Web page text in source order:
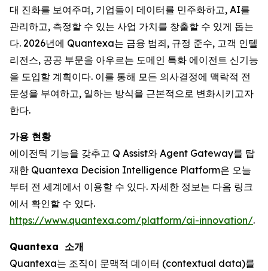
대 진화를 보여주며, 기업들이 데이터를 민주화하고, AI를
관리하고, 측정할 수 있는 사업 가치를 창출할 수 있게 돕는
다. 2026년에 Quantexa는 금융 범죄, 규정 준수, 고객 인텔
리전스, 공공 부문을 아우르는 도메인 특화 에이전트 신기능
을 도입할 계획이다. 이를 통해 모든 의사결정에 맥락적 전
문성을 부여하고, 일하는 방식을 근본적으로 변화시키고자
한다.
가용 현황
에이전틱 기능을 갖추고 Q Assist와 Agent Gateway를 탑
재한 Quantexa Decision Intelligence Platform은 오늘
부터 전 세계에서 이용할 수 있다. 자세한 정보는 다음 링크
에서 확인할 수 있다.
https://www.quantexa.com/platform/ai-innovation/.
Quantexa 소개
Quantexa는 조직이 문맥적 데이터 (contextual data)를